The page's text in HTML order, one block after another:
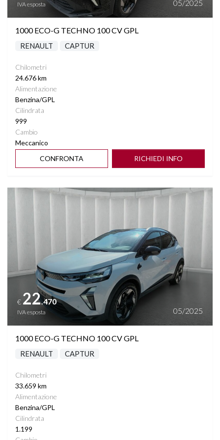
SPECCHIETTI ELETTRICI RICHIUDIBILI
SPECCHIETTO RETROVISORE FOTOCROMATICO
STEREO CON MONITOR TOUCHSCREEN
TASCHE SU RETROSCHIENALI SEDILI
VIRTUAL COCKPIT "10,2
PHONE CHARGING
IVA esposta 05/2025
1000 ECO-G TECHNO 100 CV GPL
RENAULT CAPTUR
Chilometri
24.676 km
Alimentazione
Benzina/GPL
Cilindrata
999
Cambio
Meccanico
CONFRONTA
RICHIEDI INFO
Vedi dettagli
€ 22.470
IVA esposta 05/2025
1000 ECO-G TECHNO 100 CV GPL
RENAULT CAPTUR
Chilometri
33.659 km
Alimentazione
Benzina/GPL
Cilindrata
1.199